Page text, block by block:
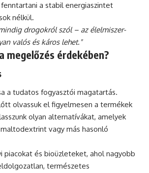
a stabil energiaszintet
nélkül.
drogokról szól – az élelmiszer-
valós és káros lehet."
megelőzés érdekében?
a tudatos fogyasztói magatartás.
olvassuk el figyelmesen a termékek
olyan alternatívákat, amelyek
vagy más hasonló
piacokat és bioüzleteket, ahol nagyobb
természetes